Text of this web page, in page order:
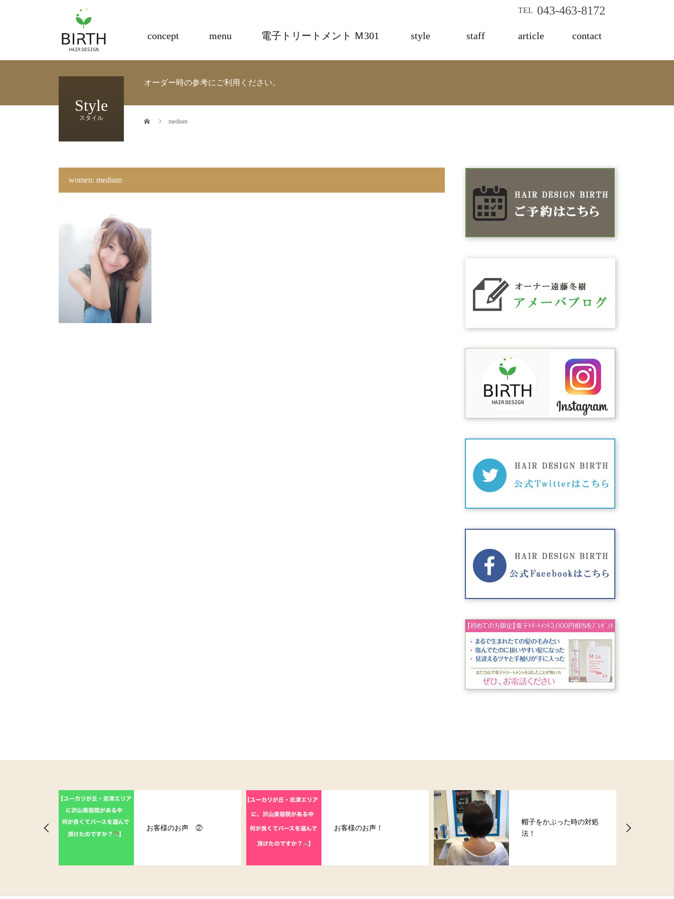
TEL 043-463-8172
concept menu 電子トリートメント Ｍ301 style staff article contact
Style
スタイル
オーダー時の参考にご利用ください。
medium
women: medium
お客様のお声 ② お客様のお声！
帽子をかぶった時の対処
法！